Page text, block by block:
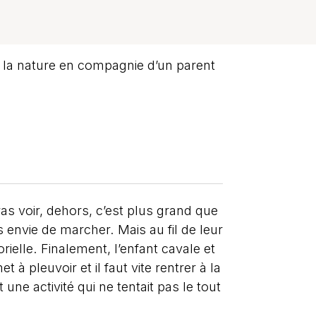
nature en compagnie d’un parent
voir, dehors, c’est plus grand que
envie de marcher. Mais au fil de leur
Finalement, l’enfant cavale et
à pleuvoir et il faut vite rentrer à la
activité qui ne tentait pas le tout